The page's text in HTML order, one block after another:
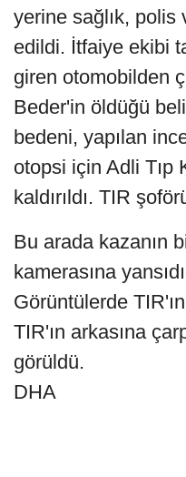
yerine sağlık,
edildi. İtfaiye ekibi
giren otomobilden
Beder'in öldüğü
bedeni, yapılan
otopsi için Adli Tıp
kaldırıldı. TIR
Bu arada kazanın
kamerasına
Görüntülerde
TIR'ın arkasına
görüldü.
DHA